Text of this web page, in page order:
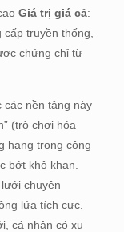
Giá trị giá cả:
truyền thống,
chứng chỉ từ
các nền tảng này
(trò chơi hóa
hạng trong cộng
bớt khô khan.
chuyên
lứa tích cực.
cá nhân có xu